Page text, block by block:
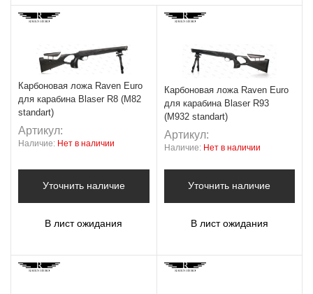
Карбоновая ложа Raven Euro
для карабина Blaser R8 (M82
standart)
Артикул:
Наличие: Нет в наличии
Уточнить наличие
В лист ожидания
Карбоновая ложа Raven Euro
для карабина Blaser R93
(M932 standart)
Артикул:
Наличие: Нет в наличии
Уточнить наличие
В лист ожидания